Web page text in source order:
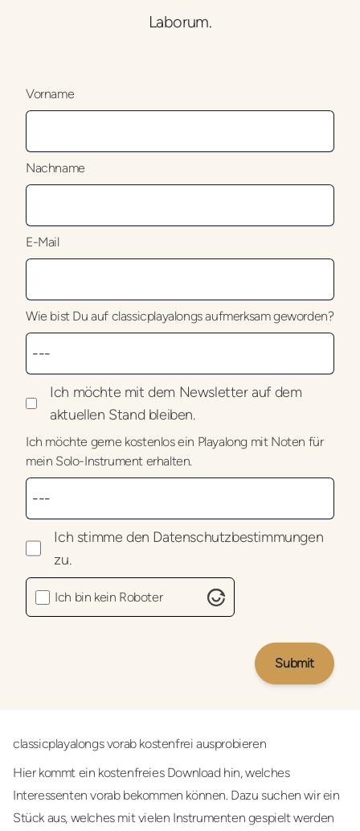
Laborum.
Vorname
Nachname
E-Mail
Wie bist Du auf classicplayalongs aufmerksam geworden?
Ich möchte mit dem Newsletter auf dem
aktuellen Stand bleiben.
Ich möchte gerne kostenlos ein Playalong mit Noten für
mein Solo-Instrument erhalten.
Ich stimme den Datenschutzbestimmungen
zu.
Ich bin kein Roboter
Submit
classicplayalongs vorab kostenfrei ausprobieren
Hier kommt ein kostenfreies Download hin, welches
Interessenten vorab bekommen können. Dazu suchen wir ein
Stück aus, welches mit vielen Instrumenten gespielt werden